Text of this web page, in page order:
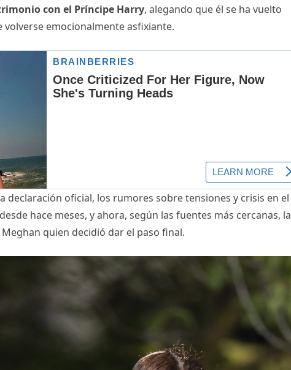
con el Príncipe Harry, alegando que él se ha vuelto
volverse emocionalmente asfixiante.
declaración oficial, los rumores sobre tensiones y crisis en el
hace meses, y ahora, según las fuentes más cercanas, la
quien decidió dar el paso final.